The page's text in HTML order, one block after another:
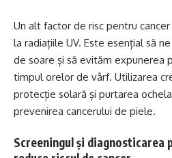
Un alt factor de risc pentru
la radiațiile UV. Este esențial să
de soare și să evităm expunerea
timpul orelor de vârf. Utilizarea
protecție solară și purtarea
prevenirea cancerului de piele.
Screeningul și diagnosticarea